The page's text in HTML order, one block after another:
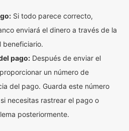
Si todo parece correcto,
enviará el dinero a través de la
beneficiario.
pago: Después de enviar el
un número de
del pago. Guarda este número
necesitas rastrear el pago o
posteriormente.